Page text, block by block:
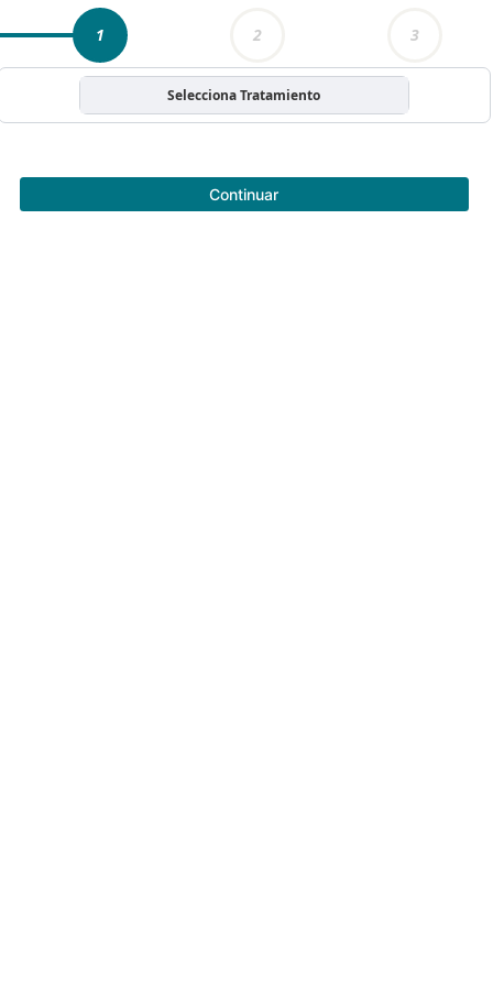
1 2 3
Selecciona Tratamiento
Continuar